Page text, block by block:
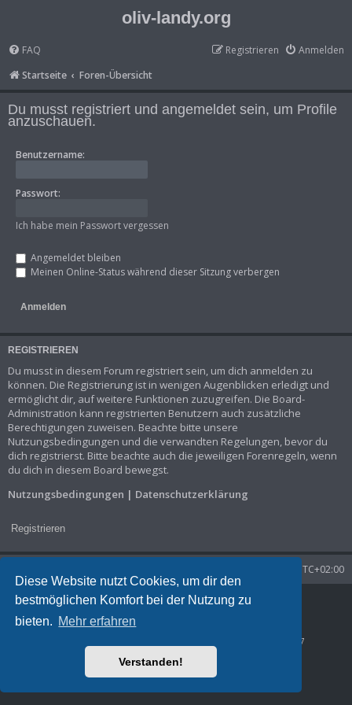
Diese Website nutzt Cookies, um dir den
bestmöglichen Komfort bei der Nutzung zu
bieten. Mehr erfahren
Verstanden!
oliv-landy.org
FAQ Anmelden
Registrieren
Startseite
Foren-Übersicht
Du musst registriert und angemeldet sein, um Profile
anzuschauen.
Benutzername:
Passwort:
Ich habe mein Passwort vergessen
Angemeldet bleiben
Meinen Online-Status während dieser Sitzung verbergen
REGISTRIEREN
Du musst in diesem Forum registriert sein, um dich anmelden zu
können. Die Registrierung ist in wenigen Augenblicken erledigt und
ermöglicht dir, auf weitere Funktionen zuzugreifen. Die Board-
Administration kann registrierten Benutzern auch zusätzliche
Berechtigungen zuweisen. Beachte bitte unsere
Nutzungsbedingungen und die verwandten Regelungen, bevor du
dich registrierst. Bitte beachte auch die jeweiligen Forenregeln, wenn
du dich in diesem Board bewegst.
Nutzungsbedingungen | Datenschutzerklärung
Registrieren
UTC+02:00
Powered byphpBB ® Forum Software © phpBB Limited
Datenschutz
Queries: 7